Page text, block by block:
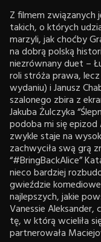
Z filmem związanych
takich, o których
marzyli, jak choćby
na dobrą polską
niezrównany duet –
roli stróża prawa,
wydaniu) i Janusz
szalonego zbira z
Jakuba Żulczyka
podoba mi się epizod
zwykle staje na
zachwyciła swą grą
“#BringBackAlice”
nieco bardziej
gwieździe
najlepszych, jakie
Vanessie
tę, w którą wcieliła
partnerowała